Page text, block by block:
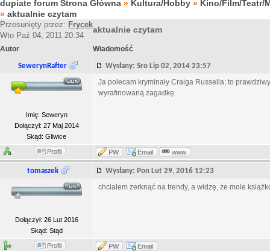
dupiate forum Strona Główna » Kultura/Hobby » Kino/Film/Teatr/
» aktualnie czytam
Przesunięty przez: Frycek
Wto Paź 04, 2011 20:34
aktualnie czytam
Autor Wiadomość
SewerynRafter Wysłany: Sro Lip 02, 2014 23:57
Imię: Seweryn
Dołączył: 27 Maj 2014
Skąd: Gliwice
Ja polecam kryminały Craiga Russella; to
wyrafinowaną zagadkę.
Profil PW Email www
tomaszek Wysłany: Pon Lut 29, 2016 12:23
Dołączył: 26 Lut 2016
Skąd: Stąd
chcialem zerknąć na trendy, a widzę, ze mole
Profil PW Email